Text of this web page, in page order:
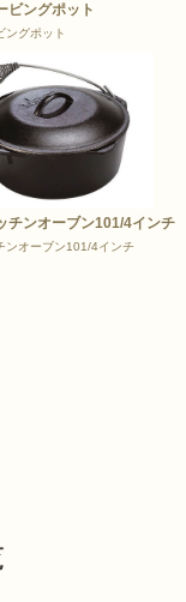
ビングポット
ングポット
チンオーブン101/4インチ
ンオーブン101/4インチ